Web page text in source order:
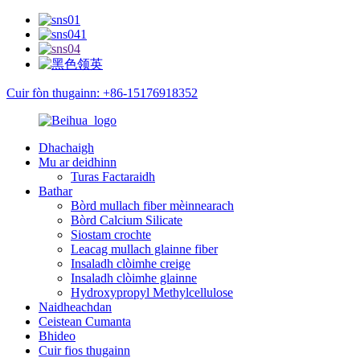
Cuir fòn thugainn: +86-15176918352
Dhachaigh
Mu ar deidhinn
Turas Factaraidh
Bathar
Bòrd mullach fiber mèinnearach
Bòrd Calcium Silicate
Siostam crochte
Leacag mullach glainne fiber
Insaladh clòimhe creige
Insaladh clòimhe glainne
Hydroxypropyl Methylcellulose
Naidheachdan
Ceistean Cumanta
Bhideo
Cuir fios thugainn